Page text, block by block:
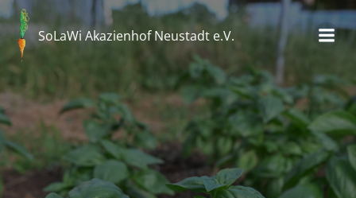
Zum
Inhalt
SoLaWi Akazienhof Neustadt e.V.